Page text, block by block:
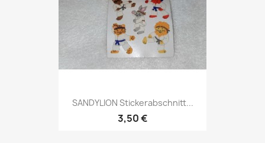
SANDYLION Stickerabschnitt...
3,50 €